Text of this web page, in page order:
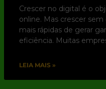
Crescer no digital é o
online. Mas crescer
mais rápidas de gerar
eficiência. Muitas
LEIA MAIS »